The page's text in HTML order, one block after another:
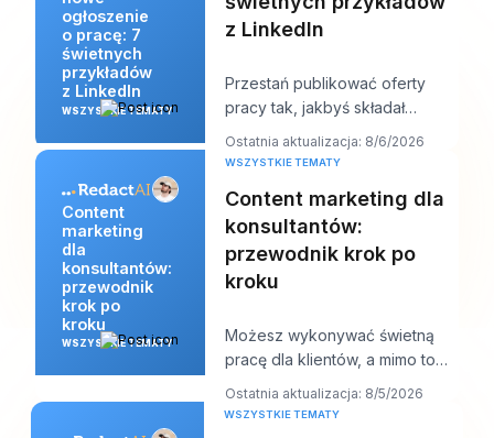
ogłoszenie
o pracę: 7
świetnych
przykładów
z LinkedIn
WSZYSTKIE TEMATY
z LinkedIn
Przestań publikować oferty
pracy tak, jakbyś składał
dokumenty, i zacznij pisać je
tak, jakbyś próbo
Ostatnia aktualizacja: 8/6/2026
Content
marketing
dla
konsultantów:
przewodnik
krok po
kroku
WSZYSTKIE TEMATY
WSZYSTKIE TEMATY
Content marketing dla
konsultantów:
przewodnik krok po
kroku
Możesz wykonywać świetną
pracę dla klientów, a mimo to
wciąż czuć się dziwnie
niewidzialny online. P
Ostatnia aktualizacja: 8/5/2026
WSZYSTKIE TEMATY